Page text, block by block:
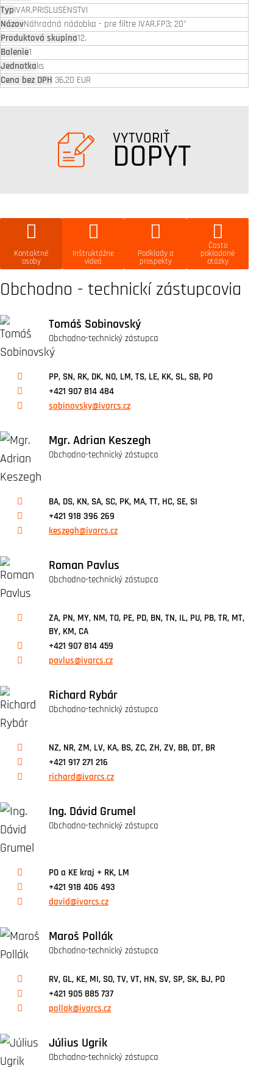
IVAR.PRISLUSENSTVI
Náhradná nádobka - pre filtre IVAR.FP3; 20"
12.
1
ks
36,20 EUR
VYTVORIŤ
DOPYT
Kontaktné
osoby
Inštruktážne
videá
Podklady a
prospekty
Často
pokladané
otázky
Obchodno - technickí zástupcovia
Tomáš Sobinovský
Obchodno-technický zástupca
PP, SN, RK, DK, NO, LM, TS, LE, KK, SL, SB, PO
+421 907 814 484
sobinovsky@ivarcs.cz
Mgr. Adrian Keszegh
Obchodno-technický zástupca
BA, DS, KN, SA, SC, PK, MA, TT, HC, SE, SI
+421 918 396 269
keszegh@ivarcs.cz
Roman Pavlus
Obchodno-technický zástupca
ZA, PN, MY, NM, TO, PE, PD, BN, TN, IL, PU, PB, TR, MT,
BY, KM, CA
+421 907 814 459
pavlus@ivarcs.cz
Richard Rybár
Obchodno-technický zástupca
NZ, NR, ZM, LV, KA, BS, ZC, ZH, ZV, BB, DT, BR
+421 917 271 216
richard@ivarcs.cz
Ing. Dávid Grumel
Obchodno-technický zástupca
PO a KE kraj + RK, LM
+421 918 406 493
david@ivarcs.cz
Maroš Pollák
Obchodno-technický zástupca
RV, GL, KE, MI, SO, TV, VT, HN, SV, SP, SK, BJ, PO
+421 905 885 737
pollak@ivarcs.cz
Július Ugrik
Obchodno-technický zástupca